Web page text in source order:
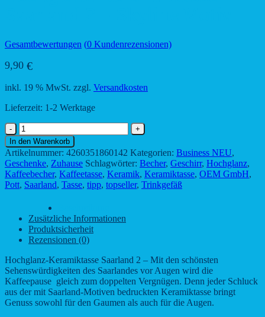
Gesamtbewertungen (0 Kundenrezensionen)
9,90 €
inkl. 19 % MwSt. zzgl. Versandkosten
Lieferzeit: 1-2 Werktage
Hochglanz-
Keramiktasse
Saarland
2
-
Skyline
Motiv
In den Warenkorb
Artikelnummer: 4260351860142 Kategorien: Business NEU,
Geschenke, Zuhause Schlagwörter: Becher, Geschirr, Hochglanz,
Kaffeebecher, Kaffeetasse, Keramik, Keramiktasse, OEM GmbH,
Pott, Saarland, Tasse, tipp, topseller, Trinkgefäß
Zusätzliche Informationen
Produktsicherheit
Rezensionen (0)
Hochglanz-Keramiktasse Saarland 2 – Mit den schönsten
Sehenswürdigkeiten des Saarlandes vor Augen wird die
Kaffeepause gleich zum doppelten Vergnügen. Denn jeder Schluck
aus der mit Saarland-Motiven bedruckten Keramiktasse bringt
Genuss sowohl für den Gaumen als auch für die Augen.